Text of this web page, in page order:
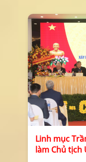
Linh mục
làm Chủ tịch